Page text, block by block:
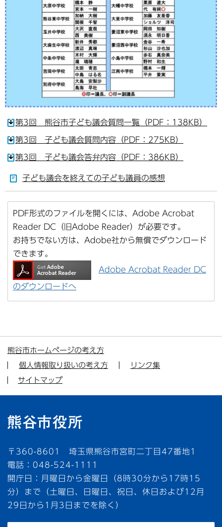
第3回 熊谷市子ども議会質問一覧（PDF：138KB）
第3回 子ども議会質問内容（PDF：275KB）
第3回 子ども議会答弁内容（PDF：386KB）
子ども議会を終えての子ども議員の感想
PDF形式のファイルを開くには、Adobe Acrobat
Reader DC（旧Adobe Reader）が必要です。
お持ちでない方は、Adobe社から無償でダウンロード
できます。
Adobe Acrobat Reader DC
のダウンロードへ
熊谷市ホームページの考え方
個人情報取り扱いの考え方
リンク集
サイトマップ
〒360-8601 埼玉県熊谷市宮町二丁目47番地1
電話：048-524-1111
開庁日：月曜日から金曜日（8時30分から17時15
分）まで（土曜日、日曜日、祝日、休日および12月
29日から1月3日までを除く）